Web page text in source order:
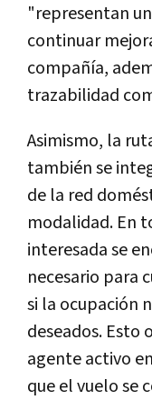
"representan
continuar
compañía,
trazabilidad
Asimismo, la
también se
de la red
modalidad. En
interesada se
necesario para
si la ocupación
deseados. Esto
agente activo
que el vuelo se